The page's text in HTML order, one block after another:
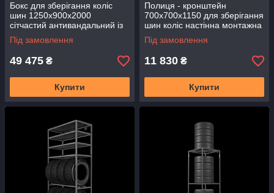
Бокс для зберігання коліс
шин 1250х900х2000
сітчастий антивандальний із
замком внутрішнім БСШ-02
Під замовлення
49 475 ₴
Купити
Полиця - кронштейн
700х700х1150 для зберігання
шин коліс настінна монтажна
СШ-02 універсальна
Під замовлення
11 830 ₴
Купити